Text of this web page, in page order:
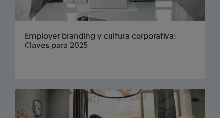
Employer branding y cultura corporativa:
Claves para 2025